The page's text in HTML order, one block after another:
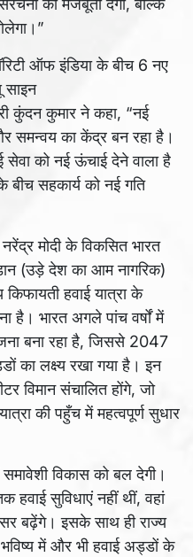
को मजबूती देगा, बल्कि
कुंदन कुमार ने कहा, “नई
समन्वय का केंद्र बन रहा है।
सेवा को नई ऊंचाई देने वाला है
सहकार्य को नई गति
मोदी के विकसित भारत
(उड़े देश का आम नागरिक)
हवाई यात्रा के
है। भारत अगले पांच वर्षों में
बना रहा है, जिससे 2047
लक्ष्य रखा गया है। इन
विमान संचालित होंगे, जो
की पहुँच में महत्वपूर्ण सुधार
विकास को बल देगी।
सुविधाएं नहीं थीं, वहां
बढ़ेंगे। इसके साथ ही राज्य
में और भी हवाई अड्डों के